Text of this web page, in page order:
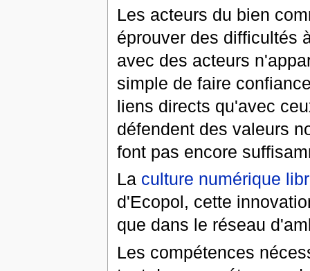
Les acteurs du bien
éprouver des difficultés
avec des acteurs
simple de faire
liens directs qu'avec
défendent des valeurs
font pas encore
La culture numérique
d'Ecopol, cette
que dans le réseau
Les compétences